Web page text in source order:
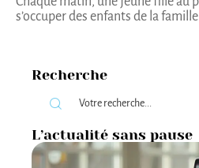
s’occuper des enfants de la famille
Recherche
L’actualité sans pause